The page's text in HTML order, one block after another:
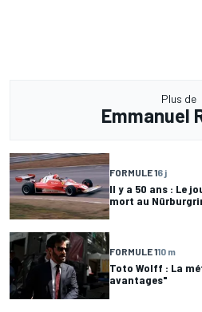
Plus de
Emmanuel
FORMULE 16 j
Il y a 50 ans : Le
mort au
FORMULE 110 m
Toto Wolff : La
avantages"